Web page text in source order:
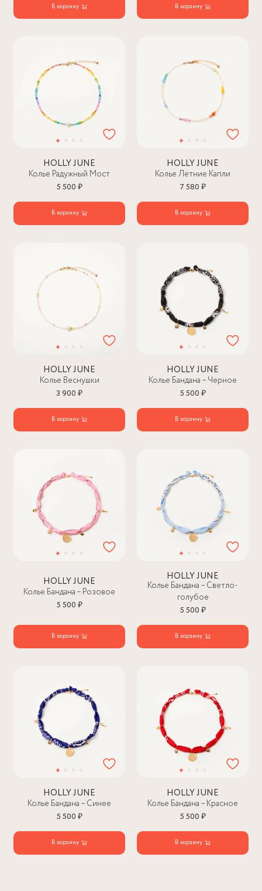
В корзину В корзину
HOLLY JUNE
Колье Радужный Мост
5 500 ₽
В корзину
HOLLY JUNE
Колье Летние Капли
7 580 ₽
В корзину
HOLLY JUNE
Колье Веснушки
3 900 ₽
В корзину
HOLLY JUNE
Колье Бандана – Черное
5 500 ₽
В корзину
HOLLY JUNE
Колье Бандана – Розовое
5 500 ₽
В корзину
HOLLY JUNE
Колье Бандана – Светло-
голубое
5 500 ₽
В корзину
HOLLY JUNE
Колье Бандана – Синее
5 500 ₽
В корзину
HOLLY JUNE
Колье Бандана – Красное
5 500 ₽
В корзину